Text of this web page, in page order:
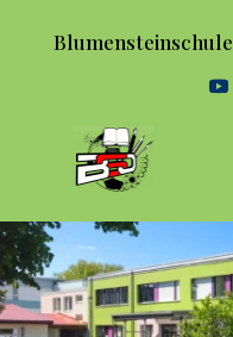
Blumensteinschule